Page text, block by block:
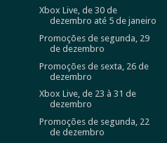
Xbox Live, de 30 de
dezembro até 5 de janeiro
Promoções de segunda, 29
de dezembro
Promoções de sexta, 26 de
dezembro
Xbox Live, de 23 à 31 de
dezembro
Promoções de segunda, 22
de dezembro